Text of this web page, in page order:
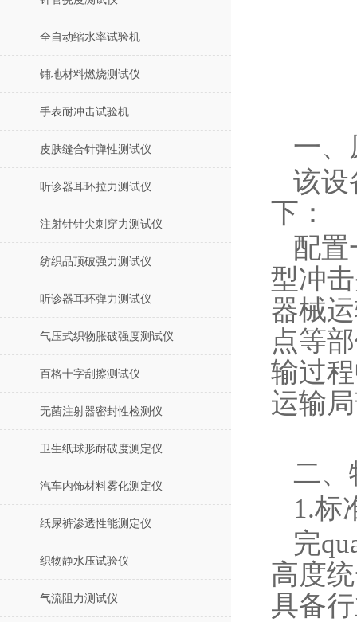
全自动缩水率试验机
铺地材料燃烧测试仪
手表耐冲击试验机
皮肤缝合针弹性测试仪
听诊器耳环拉力测试仪
注射针针尖刺穿力测试仪
纺织品顶破强力测试仪
听诊器耳环弹力测试仪
气压式织物胀破强度测试仪
百格十字刮擦测试仪
无菌注射器密封性检测仪
卫生纸球形耐破度测定仪
汽车内饰材料雾化测定仪
纸尿裤渗透性能测定仪
织物静水压试验仪
气流阻力测试仪
一、
该设
下：
配置
型冲
器械
点等
输过
运输
二、
1.标
完
高度
具备